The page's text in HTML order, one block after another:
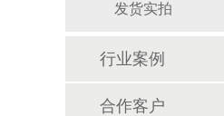
发货实拍
行业案例
合作客户